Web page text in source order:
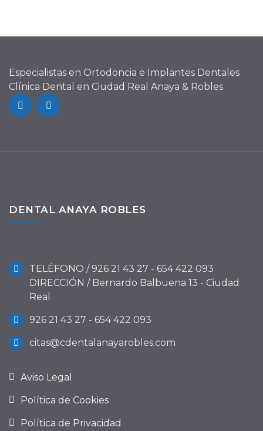
Especialistas en Ortodoncia e Implantes Dentales
Clínica Dental en Ciudad Real Anaya & Robles
DENTAL ANAYA ROBLES
TELÉFONO / 926 21 43 27 - 654 422 093
DIRECCIÓN / Bernardo Balbuena 13 - Ciudad
Real
926 21 43 27 - 654 422 093
citas@cdentalanayarobles.com
Aviso Legal
Política de Cookies
Política de Privacidad